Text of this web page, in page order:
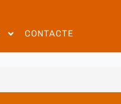
CONTACTE